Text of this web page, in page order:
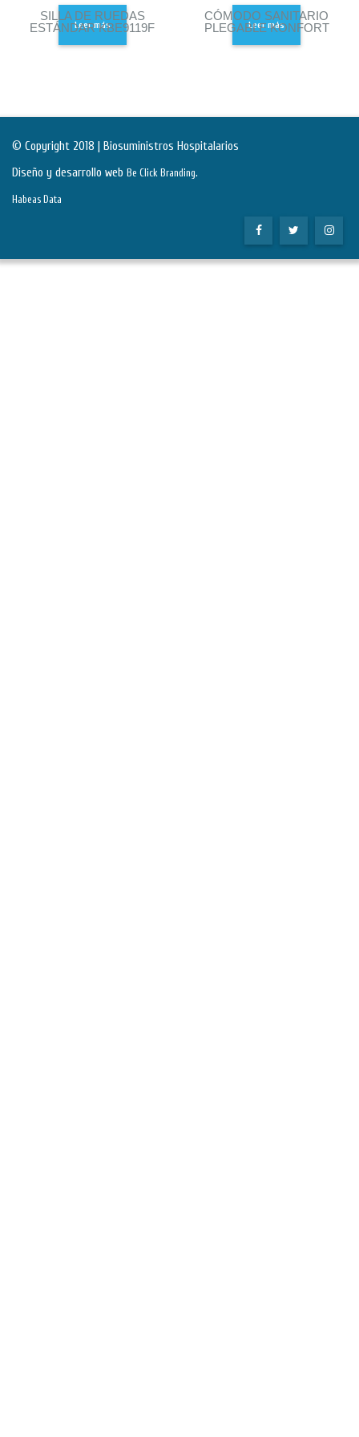
SILLA DE RUEDAS
ESTÁNDAR KBE9119F
Leer más
CÓMODO SANITARIO
PLEGABLE KONFORT
Leer más
© Copyright 2018 | Biosuministros Hospitalarios
Diseño y desarrollo web Be Click Branding.
Habeas Data